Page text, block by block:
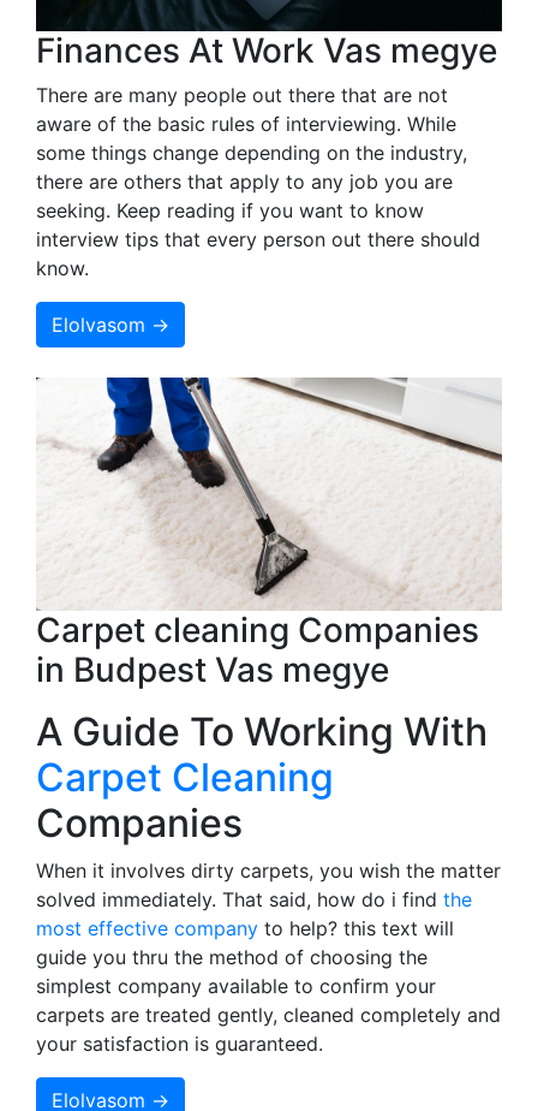
Finances At Work Vas megye
There are many people out there that are not
aware of the basic rules of interviewing. While
some things change depending on the industry,
there are others that apply to any job you are
seeking. Keep reading if you want to know
interview tips that every person out there should
know.
Elolvasom →
Carpet cleaning Companies
in Budpest Vas megye
A Guide To Working With
Carpet Cleaning
Companies
When it involves dirty carpets, you wish the matter
solved immediately. That said, how do i find the
most effective company to help? this text will
guide you thru the method of choosing the
simplest company available to confirm your
carpets are treated gently, cleaned completely and
your satisfaction is guaranteed.
Elolvasom →